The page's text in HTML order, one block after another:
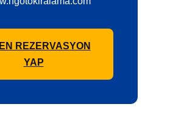
REZERVASYON
YAP